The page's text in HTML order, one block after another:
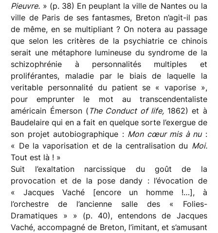
Pieuvre. » (p. 38) En peuplant la ville de Nantes ou la
ville de Paris de ses fantasmes, Breton n’agit-il pas
de même, en se multipliant ? On notera au passage
que selon les critères de la psychiatrie ce chinois
serait une métaphore lumineuse du syndrome de la
schizophrénie à personnalités multiples et
proliférantes, maladie par le biais de laquelle la
veritable personnalité du patient se « vaporise »,
pour emprunter le mot au transcendentaliste
américain Émerson ( The Conduct of life,1862) et à
Baudelaire qui en a fait en quelque sorte l’exergue de
son projet autobiographique : Mon cœur mis à nu:
« De la vaporisation et de la centralisation du Moi.
Tout est là ! »
Suit l’exaltation narcissique du goût de la
provocation et de la pose dandy : l’évocation de
« Jacques Vaché [encore un homme !…], à
l’orchestre de l’ancienne salle des « Folies-
Dramatiques » » (p. 40), entendons de Jacques
Vaché, accompagné de Breton, l’imitant, et s’amusant